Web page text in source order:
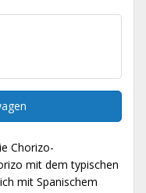
Chorizo-
mit dem typischen
mit Spanischem